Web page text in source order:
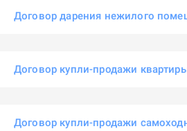
Договор дарения нежилого
Договор купли-продажи
Договор купли-продажи